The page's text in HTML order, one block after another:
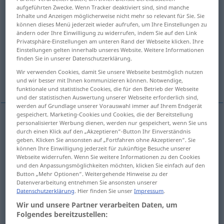
Übersicht aller Übersetzungen
(Für mehr Details die Übersetzung anklicken/antippen)
literal literal, word-for-word, verbatim
verbal Weitere Beispiele...
literal wörtlichSinn, Bedeutung etc
literal,word-for-word (ATTR) wörtlichZitat,
aufgeführten Zwecke. Wenn Tracker deaktiviert sind, sind manche
Inhalte und Anzeigen möglicherweise nicht mehr so relevant für Sie. Sie
können dieses Menü jederzeit wieder aufrufen, um Ihre Einstellungen zu
ändern oder Ihre Einwilligung zu widerrufen, indem Sie auf den Link
Privatsphäre-Einstellungen am unteren Rand der Webseite klicken. Ihre
Einstellungen gelten innerhalb unseres Website. Weitere Informationen
finden Sie in unserer Datenschutzerklärung.
Wir verwenden Cookies, damit Sie unsere Webseite bestmöglich nutzen
und wir besser mit Ihnen kommunizieren können. Notwendige,
funktionale und statistische Cookies, die für den Betrieb der Webseite
und der statistischen Auswertung unserer Webseite erforderlich sind,
werden auf Grundlage unserer Vorauswahl immer auf Ihrem Endgerät
gespeichert. Marketing-Cookies und Cookies, die der Bereitstellung
personalisierter Werbung dienen, werden nur gespeichert, wenn Sie uns
durch einen Klick auf den „Akzeptieren“-Button Ihr Einverständnis
geben. Klicken Sie ansonsten auf „Fortfahren ohne Akzeptieren“. Sie
können Ihre Einwilligung jederzeit für zukünftige Besuche unserer
Webseite widerrufen. Wenn Sie weitere Informationen zu den Cookies
und den Anpassungsmöglichkeiten möchten, klicken Sie einfach auf den
Button „Mehr Optionen“. Weitergehende Hinweise zu der
Datenverarbeitung entnehmen Sie ansonsten unserer
Datenschutzerklärung. Hier finden Sie unserImpressum.
Wir und unsere Partner verarbeiten Daten, um
Folgendes bereitzustellen: